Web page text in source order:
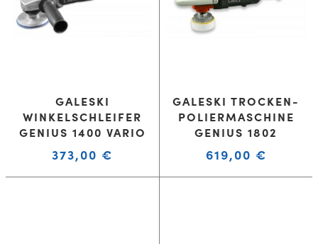
GALESKI
WINKELSCHLEIFER
GENIUS 1400 VARIO
373,00 €
GALESKI TROCKEN-
POLIERMASCHINE
GENIUS 1802
619,00 €